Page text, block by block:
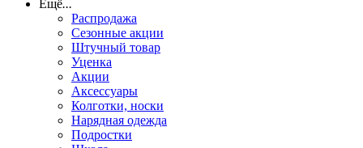
Ещё...
Распродажа
Сезонные акции
Штучный товар
Уценка
Акции
Аксессуары
Колготки, носки
Нарядная одежда
Подростки